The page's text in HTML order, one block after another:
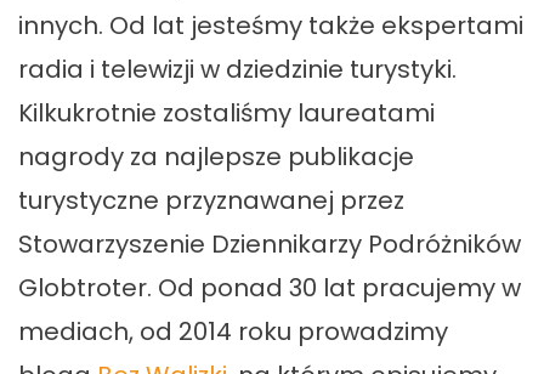
innych. Od lat jesteśmy także ekspertami
radia i telewizji w dziedzinie turystyki.
Kilkukrotnie zostaliśmy laureatami
nagrody za najlepsze publikacje
turystyczne przyznawanej przez
Stowarzyszenie Dziennikarzy Podróżników
Globtroter. Od ponad 30 lat pracujemy w
mediach, od 2014 roku prowadzimy